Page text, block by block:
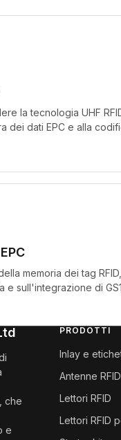
la tecnologia UHF
dei dati EPC e alla
memoria dei tag
sull'integrazione di
che
e
PRODOTTI
Inlay e
Antenne RFID
Lettori RFID
Lettori RFID